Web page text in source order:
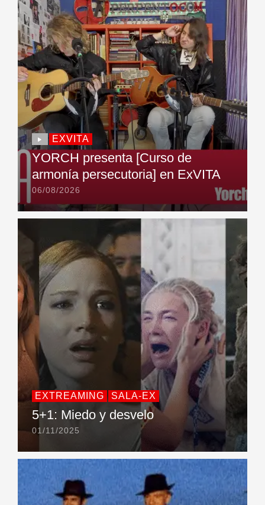
EXVITA
YORCH presenta [Curso de
armonía persecutoria] en ExVITA
06/08/2026
EXTREAMING SALA-EX
5+1: Miedo y desvelo
01/11/2025